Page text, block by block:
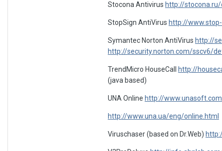
Stocona Antivirus http://
StopSign AntiVirus http://
Symantec Norton AntiVirus http://
http://security.norton.com/sscv6/
TrendMicro HouseCall http://
(java based)
UNA Online http://
http://www.una.ua/eng/online.html
Viruschaser (based on Dr.Web)